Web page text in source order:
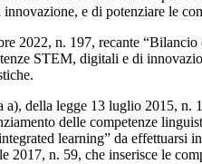
e di potenziare le
2022, n. 197, recante
STEM, digitali e di
della legge 13 luglio 2015,
delle competenze
learning” da
n. 59, che inserisce le